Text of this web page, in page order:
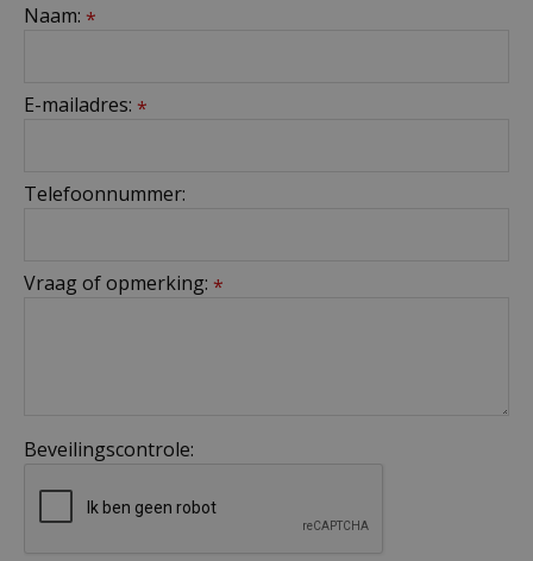
Naam: *
E-mailadres: *
Telefoonnummer:
Vraag of opmerking: *
Beveilingscontrole: